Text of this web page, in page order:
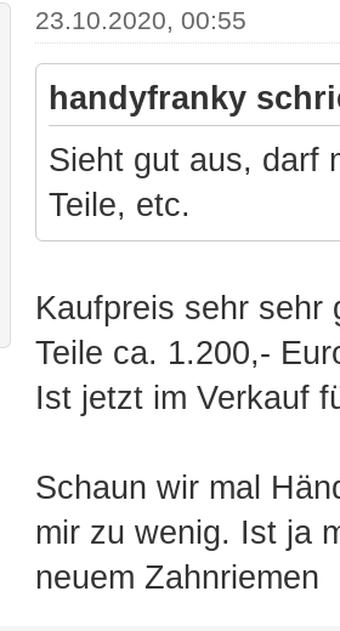
23.10.2020, 00:55
handyfranky
Sieht gut aus, darf
Teile, etc.
Kaufpreis sehr sehr
Teile ca. 1.200,-
Ist jetzt im Verkauf
Schaun wir mal
mir zu wenig. Ist ja
neuem Zahnriemen